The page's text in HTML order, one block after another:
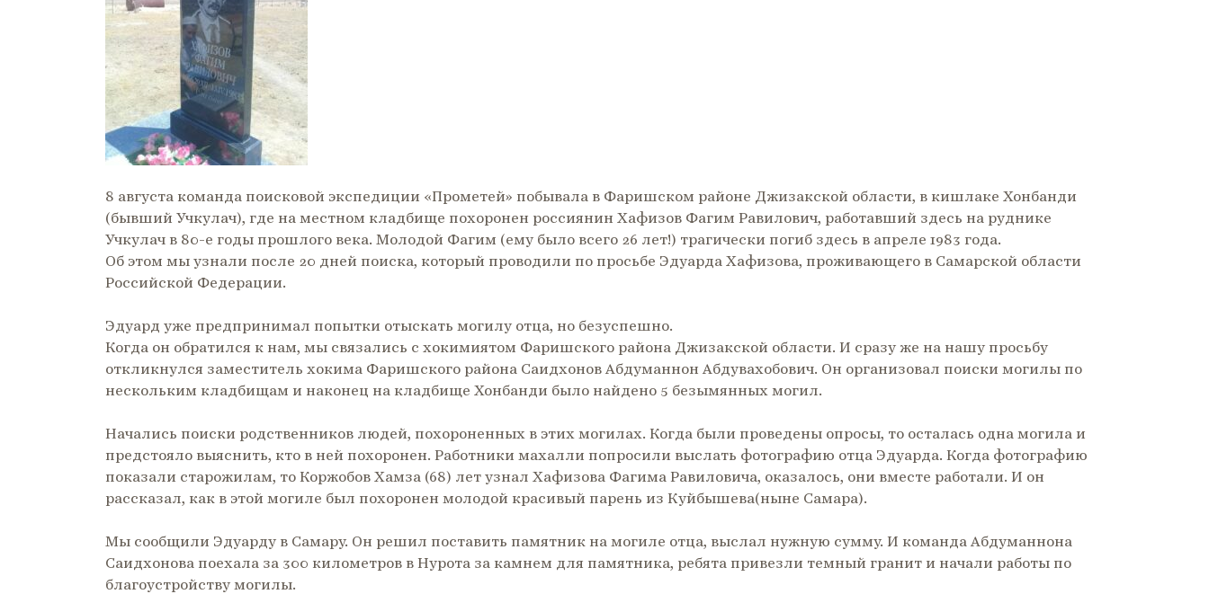
8 августа команда поисковой экспедиции «Прометей» побывала в Фаришском районе Джизакской области, в кишлаке Хонбанди
(бывший Учкулач), где на местном кладбище похоронен россиянин Хафизов Фагим Равилович, работавший здесь на руднике
Учкулач в 80-е годы прошлого века. Молодой Фагим (ему было всего 26 лет!) трагически погиб здесь в апреле 1983 года.
Об этом мы узнали после 20 дней поиска, который проводили по просьбе Эдуарда Хафизова, проживающего в Самарской области
Российской Федерации.
Эдуард уже предпринимал попытки отыскать могилу отца, но безуспешно.
Когда он обратился к нам, мы связались с хокимиятом Фаришского района Джизакской области. И сразу же на нашу просьбу
откликнулся заместитель хокима Фаришского района Саидхонов Абдуманнон Абдувахобович. Он организовал поиски могилы по
нескольким кладбищам и наконец на кладбище Хонбанди было найдено 5 безымянных могил.
Начались поиски родственников людей, похороненных в этих могилах. Когда были проведены опросы, то осталась одна могила и
предстояло выяснить, кто в ней похоронен. Работники махалли попросили выслать фотографию отца Эдуарда. Когда фотографию
показали старожилам, то Коржобов Хамза (68) лет узнал Хафизова Фагима Равиловича, оказалось, они вместе работали. И он
рассказал, как в этой могиле был похоронен молодой красивый парень из Куйбышева(ныне Самара).
Мы сообщили Эдуарду в Самару. Он решил поставить памятник на могиле отца, выслал нужную сумму. И команда Абдуманнона
Саидхонова поехала за 300 километров в Нурота за камнем для памятника, ребята привезли темный гранит и начали работы по
благоустройству могилы.